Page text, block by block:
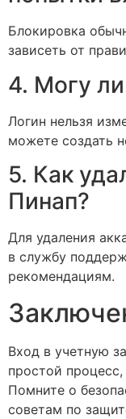
Блокировка
зависеть от
4. Могу
Логин нельзя
можете создать
5. Как
Пинап?
Для удаления
в службу
рекомендациям.
Вход в учетную
простой
Помните о
советам по